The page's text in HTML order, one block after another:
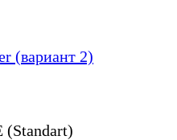
(вариант 2)
(Standart)